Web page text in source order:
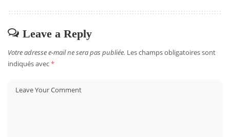
Leave a Reply
Votre adresse e-mail ne sera pas publiée. Les champs obligatoires sont
indiqués avec*